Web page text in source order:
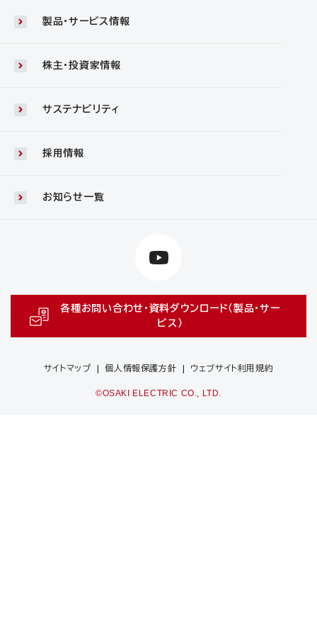
製品・サービス情報
株主・投資家情報
サステナビリティ
採用情報
お知らせ一覧
各種お問い合わせ・資料ダウンロード（製品・サー
ビス）
サイトマップ 個人情報保護方針 ウェブサイト利用規約
©OSAKI ELECTRIC CO., LTD.